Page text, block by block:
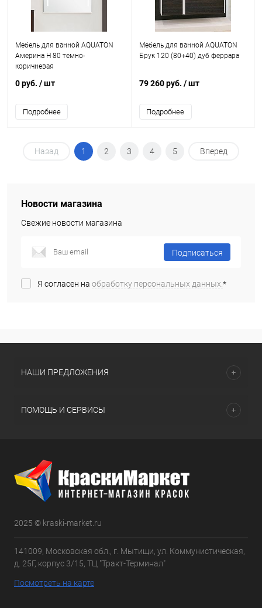
Мебель для ванной AQUATON
Америна Н 80 темно-
коричневая
0 руб. / шт
Подробнее
Мебель для ванной AQUATON
Брук 120 (80+40) дуб феррара
79 260 руб. / шт
Подробнее
Назад 1 2 3 4 5 Вперед
Новости магазина
Свежие новости магазина
Подписаться
Я согласен на обработку персональных данных.*
НАШИ ПРЕДЛОЖЕНИЯ
ПОМОЩЬ И СЕРВИСЫ
2025 © kraski-market.ru
141009, Московская обл., г. Мытищи, ул. Коммунистическая,
д. 25Г, корпус 3/15, ТЦ "Тракт-Терминал"
Посмотреть на карте